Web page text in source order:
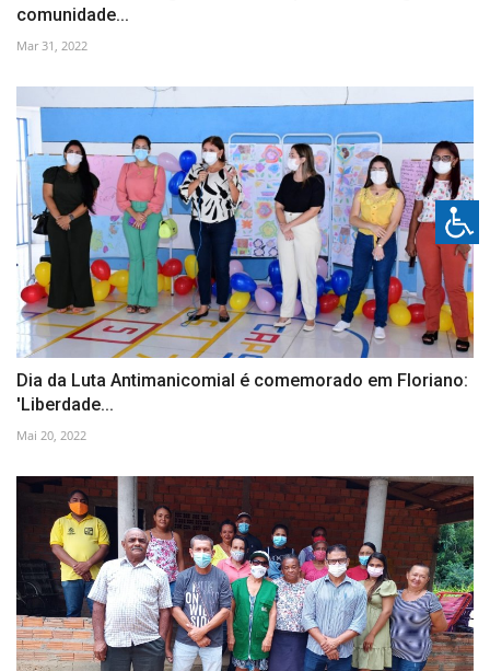
comunidade...
Mar 31, 2022
Dia da Luta Antimanicomial é comemorado em Floriano:
'Liberdade...
Mai 20, 2022